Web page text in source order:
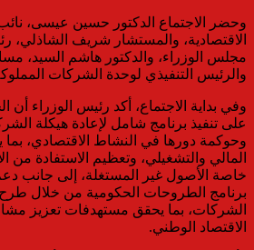
وحضر الاجتماع الدكتور حسين عيسى،
الاقتصادية، والمستشار شريف
مجلس الوزراء، والدكتور هاشم السيد،
والرئيس التنفيذي لوحدة الشركات
وفي بداية الاجتماع، أكد رئيس الوزراء أن
على تنفيذ برنامج شامل لإعادة هيكلة
وحوكمة دورها في النشاط الاقتصادي،
المالي والتشغيلي، وتعظيم الاستفادة من
خاصة الأصول غير المستغلة، إلى جانب
برنامج الطروحات الحكومية من خلال
الشركات، بما يحقق مستهدفات تعزيز
الاقتصاد الوطني.